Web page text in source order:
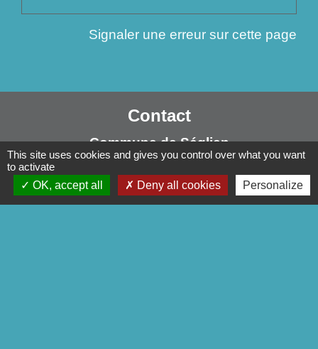
Signaler une erreur sur cette page
Contact
Commune de Séglien
1 Rue Yves Le Calvé
56160 Séglien - FRANCE
+33 2 97 28 00 66
This site uses cookies and gives you control over what you want
to activate
OK, accept all
Deny all cookies Personalize